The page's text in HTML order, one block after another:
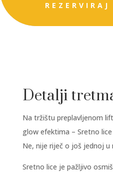
Detalji
Na tržištu preplavljenom
glow efektima – Sretno lice
Ne, nije riječ o još jednoj u
Sretno lice je pažljivo